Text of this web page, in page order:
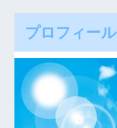
プロフィール